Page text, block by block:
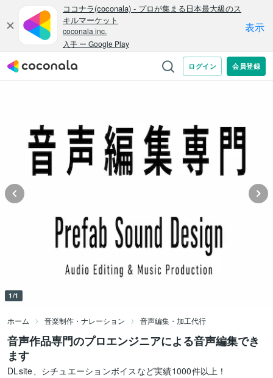
1/1
ホーム 音楽制作・ナレーション 音声編集・加工代行
音声作品専門のプロエンジニアによる音声編集でき
ます
DLsite、シチュエーションボイスなど実績1000件以上！